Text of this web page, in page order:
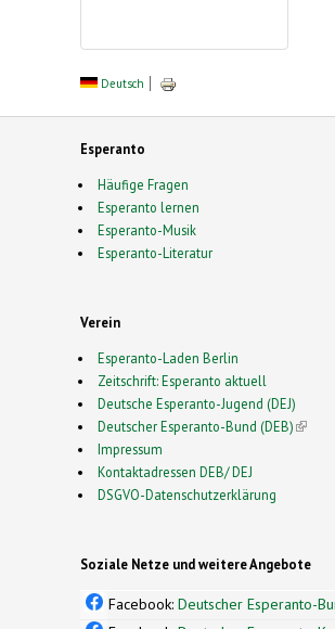
Deutsch
Esperanto
Häufige Fragen
Esperanto lernen
Esperanto-Musik
Esperanto-Literatur
Verein
Esperanto-Laden Berlin
Zeitschrift: Esperanto aktuell
Deutsche Esperanto-Jugend (DEJ)
Deutscher Esperanto-Bund (DEB)(link is
Impressum
Kontaktadressen DEB/ DEJ
DSGVO-Datenschutzerklärung
Soziale Netze und weitere Angebote
Facebook: Deutscher Esperanto-